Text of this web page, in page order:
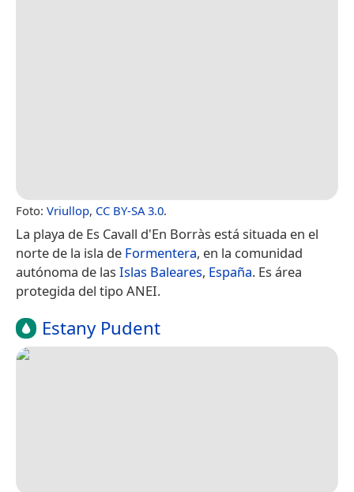
Foto: Vriullop, CC BY-SA 3.0.
La playa de Es Cavall d'En Borràs está situada en el
norte de la isla de Formentera, en la comunidad
autónoma de las Islas Baleares, España. Es área
protegida del tipo ANEI.
Estany Pudent